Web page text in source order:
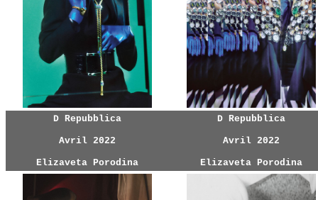
D Repubblica
Avril 2022
Elizaveta Porodina
D Repubblica
Avril 2022
Elizaveta Porodina